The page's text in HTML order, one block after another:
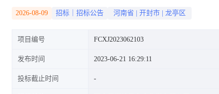
2026-08-09 招标｜招标公告 河南省 开封市 龙亭区
项目编号 FCXJ2023062103
发布时间 2023-06-21 16:29:11
投标截止时间